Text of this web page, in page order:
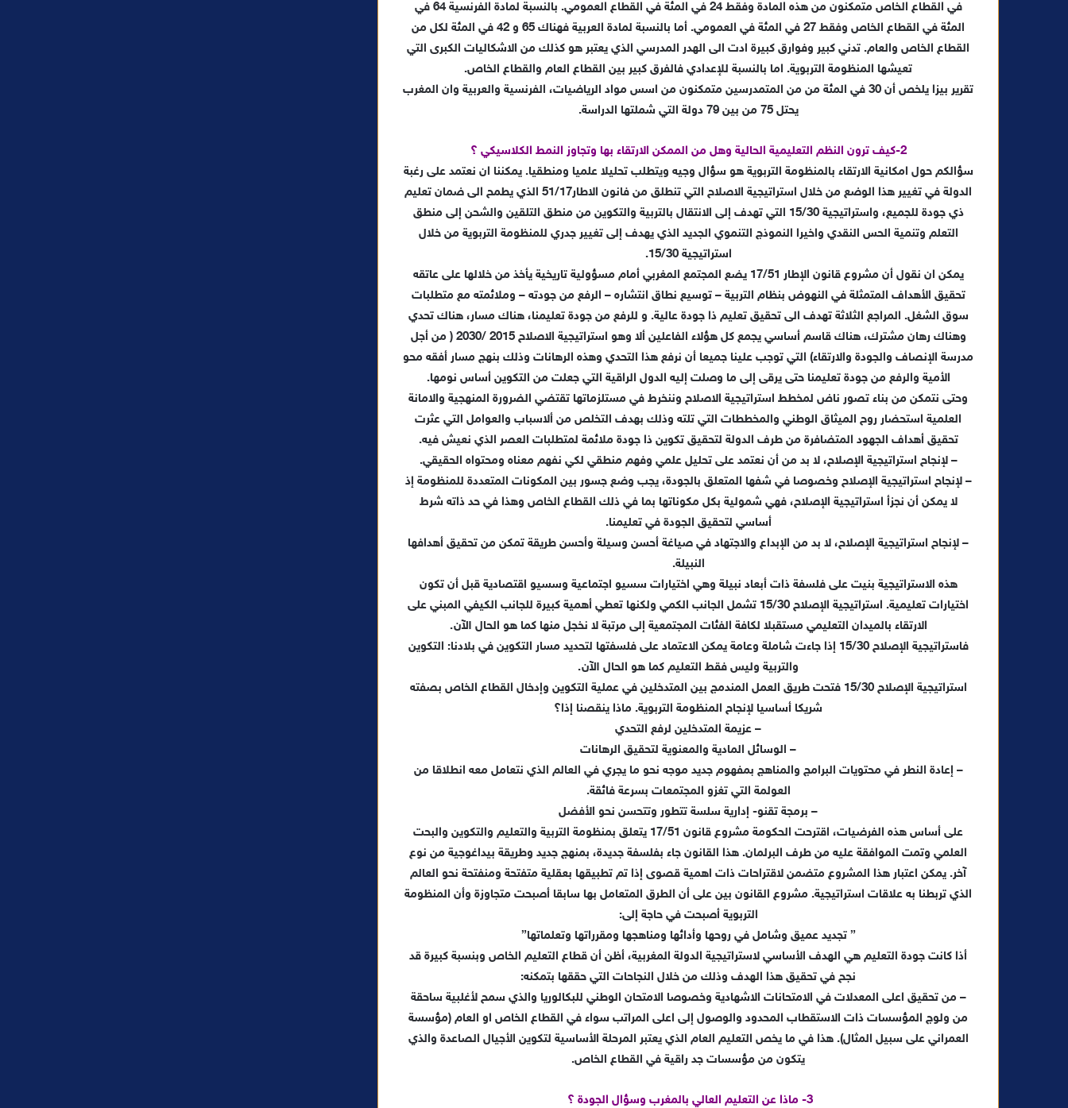
في القطاع الخاص متمكنون من هذه المادة وفقط 24 في المئة في القطاع العمومي. بالنسبة لمادة الفرنسية 64 في
المئة في القطاع الخاص وفقط 27 في المئة في العمومي. أما بالنسبة لمادة العربية فهناك 65 و 42 في المئة لكل من
القطاع الخاص والعام. تدني كبير وفوارق كبيرة ادت الى الهدر المدرسي الذي يعتبر هو كذلك من الاشكاليات الكبرى التي
تعيشها المنظومة التربوية. اما بالنسبة للإعدادي فالفرق كبير بين القطاع العام والقطاع الخاص.
تقرير بيزا يلخص أن 30 في المئة من من المتمدرسين متمكنون من اسس مواد الرياضيات، الفرنسية والعربية وان المغرب
يحتل 75 من بين 79 دولة التي شملتها الدراسة.
2-كيف ترون النظم التعليمية الحالية وهل من الممكن الارتقاء بها وتجاوز النمط الكلاسيكي ؟
سؤالكم حول امكانية الارتقاء بالمنظومة التربوية هو سؤال وجيه ويتطلب تحليلا علميا ومنطقيا. يمكننا ان نعتمد على رغبة
الدولة في تغيير هذا الوضع من خلال استراتيجية الاصلاح التي تنطلق من فانون الاطار51/17 الذي يطمح الى ضمان تعليم
ذي جودة للجميع، واستراتيجية 15/30 التي تهدف إلى الانتقال بالتربية والتكوين من منطق التلقين والشحن إلى منطق
التعلم وتنمية الحس النقدي واخيرا النموذج التنموي الجديد الذي يهدف إلى تغيير جدري للمنظومة التربوية من خلال
استراتيجية 15/30.
يمكن ان نقول أن مشروع قانون الإطار 17/51 يضع المجتمع المغربي أمام مسؤولية تاريخية يأخذ من خلالها على عاتقه
تحقيق الأهداف المتمثلة في النهوض بنظام التربية – توسيع نطاق انتشاره – الرفع من جودته – وملائمته مع متطلبات
سوق الشغل. المراجع الثلاثة تهدف الى تحقيق تعليم ذا جودة عالية. و للرفع من جودة تعليمنا، هناك مسار، هناك تحدي
وهناك رهان مشترك، هناك قاسم أساسي يجمع كل هؤلاء الفاعلين ألا وهو استراتيجية الاصلاح 2015 /2030 ( من أجل
مدرسة الإنصاف والجودة والارتقاء) التي توجب علينا جميعا أن نرفع هذا التحدي وهذه الرهانات وذلك بنهج مسار أفقه محو
الأمية والرفع من جودة تعليمنا حتى يرقى إلى ما وصلت إليه الدول الراقية التي جعلت من التكوين أساس نومها.
وحتى نتمكن من بناء تصور ناض لمخطط استراتيجية الاصلاح وننخرط في مستلزماتها تقتضي الضرورة المنهجية والامانة
العلمية استحضار روح الميثاق الوطني والمخططات التي تلته وذلك بهدف التخلص من ألاسباب والعوامل التي عثرت
تحقيق أهداف الجهود المتضافرة من طرف الدولة لتحقيق تكوين ذا جودة ملائمة لمتطلبات العصر الذي نعيش فيه.
– لإنجاح استراتيجية الإصلاح، لا بد من أن نعتمد على تحليل علمي وفهم منطقي لكي نفهم معناه ومحتواه الحقيقي.
– لإنجاح استراتيجية الإصلاح وخصوصا في شفها المتعلق بالجودة، يجب وضع جسور بين المكونات المتعددة للمنظومة إذ
لا يمكن أن نجزأ استراتيجية الإصلاح، فهي شمولية بكل مكوناتها بما في ذلك القطاع الخاص وهذا في حد ذاته شرط
أساسي لتحقيق الجودة في تعليمنا.
– لإنجاح استراتيجية الإصلاح، لا بد من الإبداع والاجتهاد في صياغة أحسن وسيلة وأحسن طريقة تمكن من تحقيق أهدافها
النبيلة.
هذه الاستراتيجية بنيت على فلسفة ذات أبعاد نبيلة وهي اختيارات سسيو اجتماعية وسسيو اقتصادية قبل أن تكون
اختيارات تعليمية. استراتيجية الإصلاح 15/30 تشمل الجانب الكمي ولكنها تعطي أهمية كبيرة للجانب الكيفي المبني على
الارتقاء بالميدان التعليمي مستقبلا لكافة الفئات المجتمعية إلى مرتبة لا نخجل منها كما هو الحال الآن.
فاستراتيجية الإصلاح 15/30 إذا جاءت شاملة وعامة يمكن الاعتماد على فلسفتها لتحديد مسار التكوين في بلادنا: التكوين
والتربية وليس فقط التعليم كما هو الحال الآن.
استراتيجية الإصلاح 15/30 فتحت طريق العمل المندمج بين المتدخلين في عملية التكوين وإدخال القطاع الخاص بصفته
شريكا أساسيا لإنجاح المنظومة التربوية. ماذا ينقصنا إذا؟
– عزيمة المتدخلين لرفع التحدي
– الوسائل المادية والمعنوية لتحقيق الرهانات
– إعادة النطر في محتويات البرامج والمناهج بمفهوم جديد موجه نحو ما يجري في العالم الذي نتعامل معه انطلاقا من
العولمة التي تغزو المجتمعات بسرعة فائقة.
– برمجة تقنو- إدارية سلسة تتطور وتتحسن نحو الأفضل
على أساس هذه الفرضيات، اقترحت الحكومة مشروع قانون 17/51 يتعلق بمنظومة التربية والتعليم والتكوين والبحت
العلمي وتمت الموافقة عليه من طرف البرلمان. هذا القانون جاء بفلسفة جديدة، بمنهج جديد وطريقة بيداغوجية من نوع
آخر. يمكن اعتبار هذا المشروع متضمن لاقتراحات ذات اهمية قصوى إذا تم تطبيقها بعقلية متفتحة ومنفتحة نحو العالم
الذي تربطنا به علاقات استراتيجية. مشروع القانون بين على أن الطرق المتعامل بها سابقا أصبحت متجاوزة وأن المنظومة
التربوية أصبحت في حاجة إلى:
” تجديد عميق وشامل في روحها وأدائها ومناهجها ومقرراتها وتعلماتها”
أذا كانت جودة التعليم هي الهدف الأساسي لاستراتيجية الدولة المغربية، أظن أن قطاع التعليم الخاص وبنسبة كبيرة قد
نجح في تحقيق هذا الهدف وذلك من خلال النجاحات التي حققها بتمكنه:
– من تحقيق اعلى المعدلات في الامتحانات الاشهادية وخصوصا الامتحان الوطني للبكالوريا والذي سمح لأغلبية ساحقة
من ولوج المؤسسات ذات الاستقطاب المحدود والوصول إلى اعلى المراتب سواء في القطاع الخاص او العام (مؤسسة
العمراني على سبيل المثال). هذا في ما يخص التعليم العام الذي يعتبر المرحلة الأساسية لتكوين الأجيال الصاعدة والذي
يتكون من مؤسسات جد راقية في القطاع الخاص.
3- ماذا عن التعليم العالي بالمغرب وسؤال الجودة ؟